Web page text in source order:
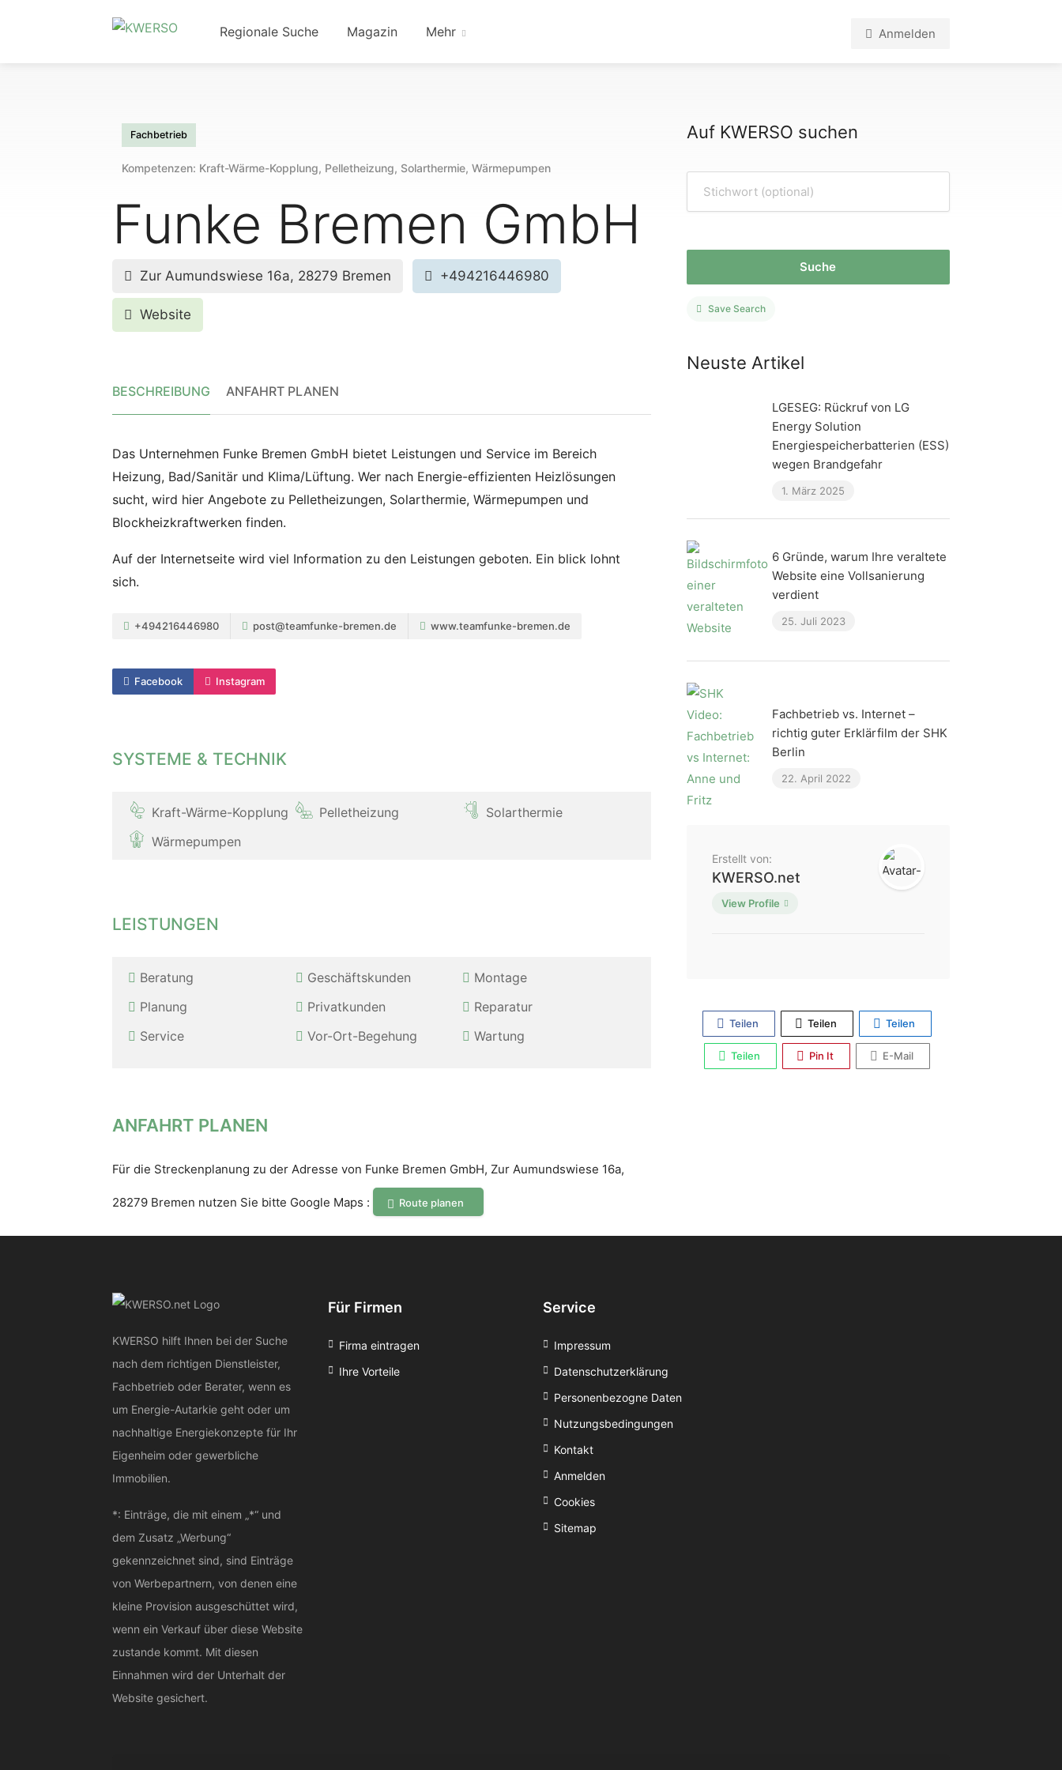
Regionale Suche Magazin Mehr Anmelden
Fachbetrieb
Kompetenzen: Kraft-Wärme-Kopplung, Pelletheizung, Solarthermie, Wärmepumpen
Funke Bremen GmbH
Zur Aumundswiese 16a, 28279 Bremen +494216446980
Website
BESCHREIBUNG ANFAHRT PLANEN
Das Unternehmen Funke Bremen GmbH bietet Leistungen und Service im Bereich
Heizung, Bad/Sanitär und Klima/Lüftung. Wer nach Energie-effizienten Heizlösungen
sucht, wird hier Angebote zu Pelletheizungen, Solarthermie, Wärmepumpen und
Blockheizkraftwerken finden.
Auf der Internetseite wird viel Information zu den Leistungen geboten. Ein blick lohnt
sich.
+494216446980 post@teamfunke-bremen.de www.teamfunke-bremen.de
Facebook Instagram
SYSTEME & TECHNIK
Kraft-Wärme-Kopplung Pelletheizung
Solarthermie
Wärmepumpen
LEISTUNGEN
Beratung Geschäftskunden
Montage
Planung
Privatkunden
Reparatur
Service
Vor-Ort-Be­ge­hung Wartung
ANFAHRT PLANEN
Für die Streckenplanung zu der Adresse von Funke Bremen GmbH, Zur Aumundswiese 16a,
28279 Bremen nutzen Sie bitte Google Maps : Route planen
Auf KWERSO suchen
Suche
Save Search
Neuste Artikel
LGESEG: Rückruf von LG
Energy Solution
Energiespeicherbatterien (ESS)
wegen Brandgefahr
1. März 2025
6 Gründe, warum Ihre veraltete
Website eine Vollsanierung
verdient
25. Juli 2023
Fachbetrieb vs. Internet –
richtig guter Erklärfilm der SHK
Berlin
22. April 2022
Erstellt von:
KWERSO.net
View Profile
Teilen Teilen Teilen
Teilen Pin It E-Mail
KWERSO hilft Ihnen bei der Suche
nach dem richtigen Dienstleister,
Fachbetrieb oder Berater, wenn es
um Energie-Autarkie geht oder um
nachhaltige Energiekonzepte für Ihr
Eigenheim oder gewerbliche
Immobilien.
*: Einträge, die mit einem „*“ und
dem Zusatz „Werbung“
gekennzeichnet sind, sind Einträge
von Werbepartnern, von denen eine
kleine Provision ausgeschüttet wird,
wenn ein Verkauf über diese Website
zustande kommt. Mit diesen
Einnahmen wird der Unterhalt der
Website gesichert.
Für Firmen
Firma eintragen
Ihre Vorteile
Service
Impressum
Datenschutzerklärung
Personenbezogne Daten
Nutzungsbedingungen
Kontakt
Anmelden
Cookies
Sitemap